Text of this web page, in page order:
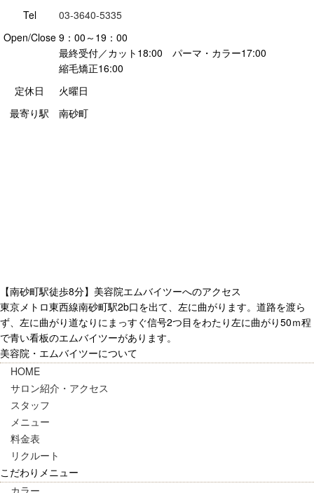
Tel
03-3640-5335
Open/Close 9：00～19：00
最終受付／カット18:00 パーマ・カラー17:00
縮毛矯正16:00
定休日
火曜日
最寄り駅
南砂町
【南砂町駅徒歩8分】美容院エムバイツーへのアクセス
東京メトロ東西線南砂町駅2b口を出て、左に曲がります。道路を渡ら
ず、左に曲がり道なりにまっすぐ信号2つ目をわたり左に曲がり50ｍ程
で青い看板のエムバイツーがあります。
美容院・エムバイツーについて
HOME
サロン紹介・アクセス
スタッフ
メニュー
料金表
リクルート
こだわりメニュー
カラー